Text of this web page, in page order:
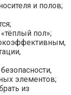
и полов;
пол»;
элементов;
из